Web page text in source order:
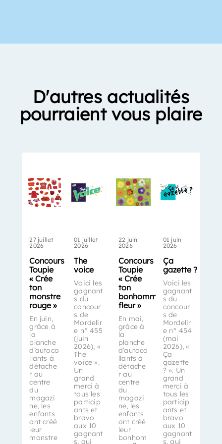
D'autres actualités
pourraient vous plaire
27 juillet
2026
Concours
Toupie
« Crée
ton
monstre
rouge »
En juin,
grâce à
la
planche
d’autoco
llants à
détache
r au
centre
du
magazi
ne, les
enfants
ont créé
leur
monstre
01 juillet
2026
The
voice
Voici les
gagnant
s du
concour
s de
Mordelir
e n° 455
(juin
2026), «
The
voice ».
Un
grand
merci à
tous les
particip
ants et
bravo
aux 10
gagnant
s, qui
22 juin
2026
Concours
Toupie
« Crée
ton
bonhomme-
fleur »
En mai,
grâce à
la
planche
d’autoco
llants à
détache
r au
centre
du
magazi
ne, les
enfants
ont créé
leur
bonhom
01 juin
2026
Ça
gazette ?
Voici les
gagnant
s du
concour
s de
Mordelir
e n° 454
(mai
2026), «
Ça
gazette
? ». Un
grand
merci à
tous les
particip
ants et
bravo
aux 10
gagnant
s, qui